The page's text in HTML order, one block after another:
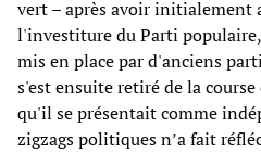
vert – après avoir
l'investiture du Parti
mis en place par d'anciens
s'est ensuite retiré de la
qu'il se présentait comme
zigzags politiques n’a fait